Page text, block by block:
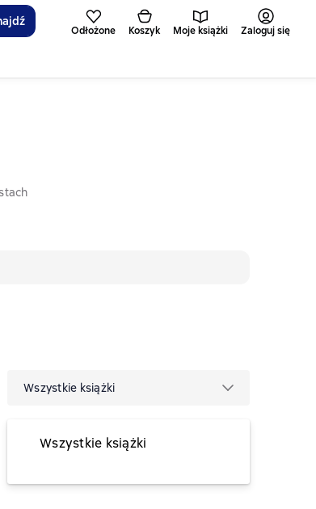
Odłożone Koszyk Moje książki Zaloguj się
Wszystkie książki
Wszystkie książki